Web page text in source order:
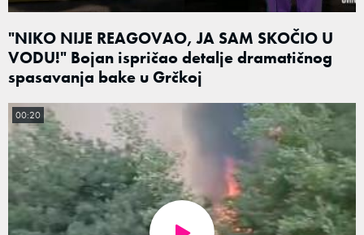
"NIKO NIJE REAGOVAO, JA SAM SKOČIO U
VODU!" Bojan ispričao detalje dramatičnog
spasavanja bake u Grčkoj
00:20